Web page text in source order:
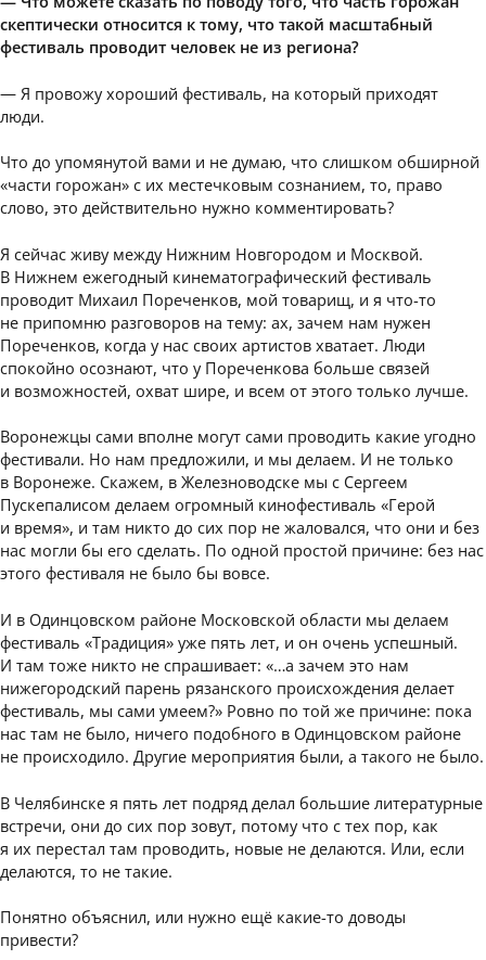
скептически относится к тому, что такой масштабный
фестиваль проводит человек не из региона?
— Я провожу хороший фестиваль, на который приходят
люди.
Что до упомянутой вами и не думаю, что слишком обширной
«части горожан» с их местечковым сознанием, то, право
слово, это действительно нужно комментировать?
Я сейчас живу между Нижним Новгородом и Москвой.
В Нижнем ежегодный кинематографический фестиваль
проводит Михаил Пореченков, мой товарищ, и я что-то
не припомню разговоров на тему: ах, зачем нам нужен
Пореченков, когда у нас своих артистов хватает. Люди
спокойно осознают, что у Пореченкова больше связей
и возможностей, охват шире, и всем от этого только лучше.
Воронежцы сами вполне могут сами проводить какие угодно
фестивали. Но нам предложили, и мы делаем. И не только
в Воронеже. Скажем, в Железноводске мы с Сергеем
Пускепалисом делаем огромный кинофестиваль «Герой
и время», и там никто до сих пор не жаловался, что они и без
нас могли бы его сделать. По одной простой причине: без нас
этого фестиваля не было бы вовсе.
И в Одинцовском районе Московской области мы делаем
фестиваль «Традиция» уже пять лет, и он очень успешный.
И там тоже никто не спрашивает: «…а зачем это нам
нижегородский парень рязанского происхождения делает
фестиваль, мы сами умеем?» Ровно по той же причине: пока
нас там не было, ничего подобного в Одинцовском районе
не происходило. Другие мероприятия были, а такого не было.
В Челябинске я пять лет подряд делал большие литературные
встречи, они до сих пор зовут, потому что с тех пор, как
я их перестал там проводить, новые не делаются. Или, если
делаются, то не такие.
Понятно объяснил, или нужно ещё какие-то доводы
привести?